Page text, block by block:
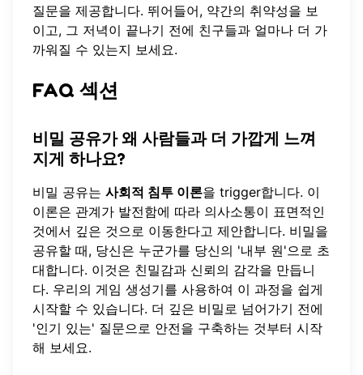
질문을 제공합니다. 뛰어들어, 약간의 취약성을 보
이고, 그 저녁이 끝나기 전에 친구들과 얼마나 더 가
까워질 수 있는지 보세요.
FAQ 섹션
비밀 공유가 왜 사람들과 더 가깝게 느껴
지게 하나요?
비밀 공유는 사회적 침투 이론을 trigger합니다. 이
이론은 관계가 발전함에 따라 의사소통이 표면적인
것에서 깊은 것으로 이동한다고 제안합니다. 비밀을
공유할 때, 당신은 누군가를 당신의 '내부 원'으로 초
대합니다. 이것은 친밀감과 신뢰의 감각을 만듭니
다. 우리의 게임 생성기를 사용하여 이 과정을 쉽게
시작할 수 있습니다. 더 깊은 비밀로 넘어가기 전에
'인기 있는' 질문으로 안전을 구축하는 것부터 시작
해 보세요.